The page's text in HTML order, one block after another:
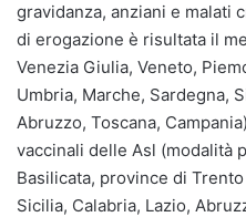
gravidanza, anziani e malati
di erogazione è risultata il
Venezia Giulia, Veneto,
Umbria, Marche, Sardegna,
Abruzzo, Toscana,
vaccinali delle Asl (modalità
Basilicata, province di
Sicilia, Calabria, Lazio,